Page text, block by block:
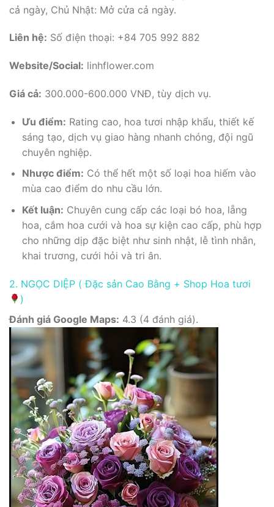
cả ngày, Chủ Nhật: Mở cửa cả ngày.
Liên hệ: Số điện thoại: +84 705 992 882
Website/Social: linhflower.com
Giá cả: 300.000-600.000 VNĐ, tùy dịch vụ.
Ưu điểm: Rating cao, hoa tươi nhập khẩu, thiết kế
sáng tạo, dịch vụ giao hàng nhanh chóng, đội ngũ
chuyên nghiệp.
Nhược điểm: Có thể hết một số loại hoa hiếm vào
mùa cao điểm do nhu cầu lớn.
Kết luận: Chuyên cung cấp các loại bó hoa, lẵng
hoa, cắm hoa cưới và hoa sự kiện cao cấp, phù hợp
cho những dịp đặc biệt như sinh nhật, lễ tình nhân,
khai trương, cưới hỏi và tri ân.
2. NGỌC DIỆP ( Đặc sản Cao Bằng + Shop Hoa tươi
)
Đánh giá Google Maps: 4.3 (4 đánh giá).